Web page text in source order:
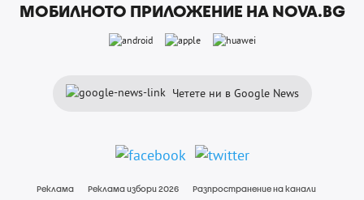
МОБИЛНОТО ПРИЛОЖЕНИЕ НА NOVA.BG
Четете ни в Google News
Реклама Реклама избори 2026 Разпространение на канали